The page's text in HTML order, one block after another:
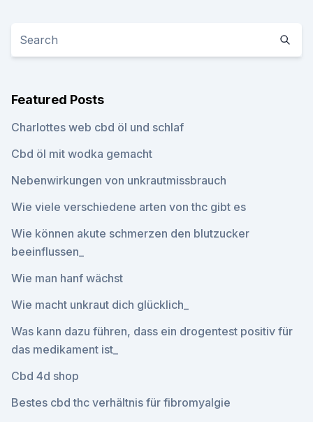
Featured Posts
Charlottes web cbd öl und schlaf
Cbd öl mit wodka gemacht
Nebenwirkungen von unkrautmissbrauch
Wie viele verschiedene arten von thc gibt es
Wie können akute schmerzen den blutzucker
beeinflussen_
Wie man hanf wächst
Wie macht unkraut dich glücklich_
Was kann dazu führen, dass ein drogentest positiv für
das medikament ist_
Cbd 4d shop
Bestes cbd thc verhältnis für fibromyalgie